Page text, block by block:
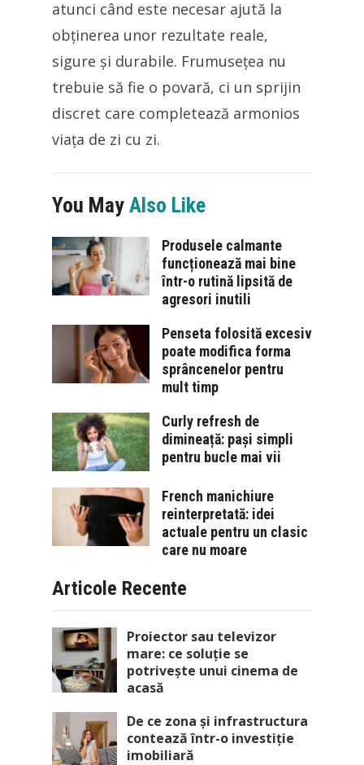
atunci când este necesar ajută la
obținerea unor rezultate reale,
sigure și durabile. Frumusețea nu
trebuie să fie o povară, ci un sprijin
discret care completează armonios
viața de zi cu zi.
You May Also Like
Produsele calmante
funcționează mai bine
într-o rutină lipsită de
agresori inutili
Penseta folosită excesiv
poate modifica forma
sprâncenelor pentru
mult timp
Curly refresh de
dimineață: pași simpli
pentru bucle mai vii
French manichiure
reinterpretată: idei
actuale pentru un clasic
care nu moare
Articole Recente
Proiector sau televizor
mare: ce soluție se
potrivește unui cinema de
acasă
De ce zona și infrastructura
contează într-o investiție
imobiliară